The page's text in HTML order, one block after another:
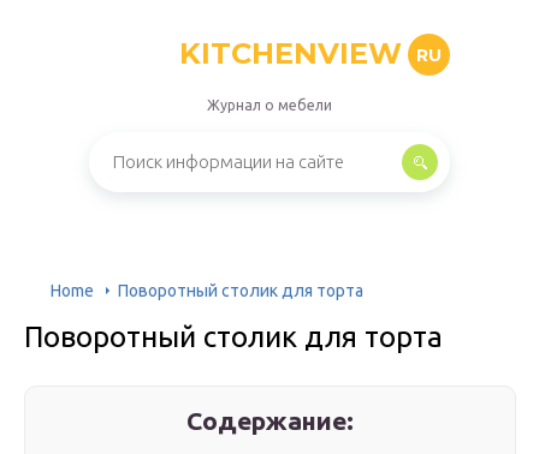
KITCHENVIEW RU
Журнал о мебели
Home Поворотный столик для торта
Поворотный столик для торта
Содержание: